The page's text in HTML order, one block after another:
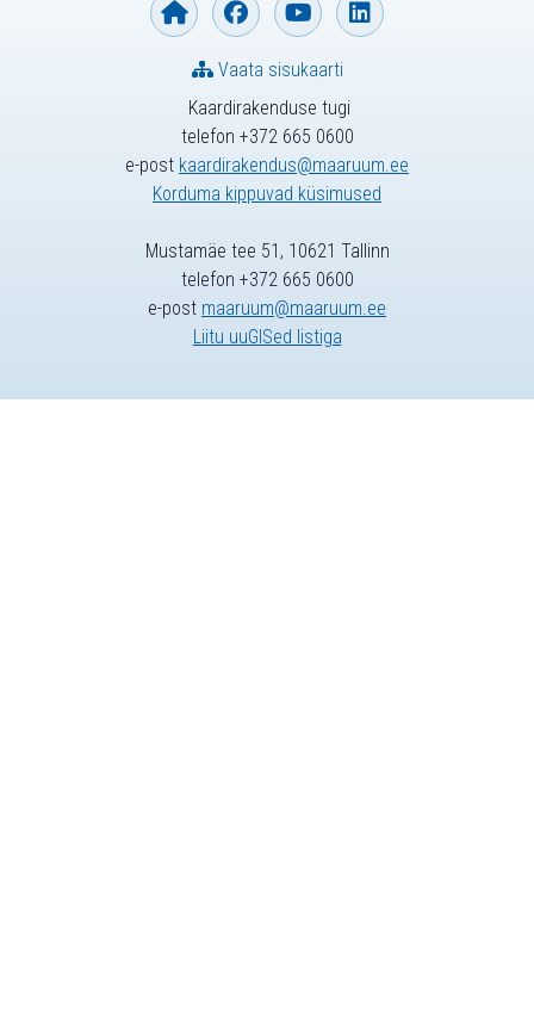
Kaardirakenduse tugi
telefon +372 665 0600
e-post kaardirakendus@maaruum.ee
Korduma kippuvad küsimused
Vaata sisukaarti
Mustamäe tee 51, 10621 Tallinn
telefon +372 665 0600
e-post maaruum@maaruum.ee
Liitu uuGISed listiga